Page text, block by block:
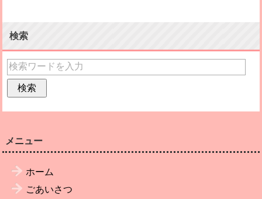
検索
メニュー
ホーム
ごあいさつ